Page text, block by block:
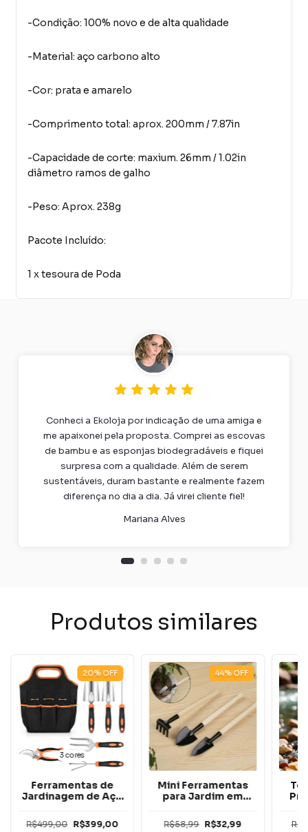
-Condição: 100% novo e de alta qualidade
-Material: aço carbono alto
-Cor: prata e amarelo
-Comprimento total: aprox. 200mm / 7.87in
-Capacidade de corte: maxium. 26mm / 1.02in
diâmetro ramos de galho
-Peso: Aprox. 238g
Pacote Incluído:
1 x tesoura de Poda
Conheci a Ekoloja por indicação de uma amiga e
me apaixonei pela proposta. Comprei as escovas
de bambu e as esponjas biodegradáveis e fiquei
surpresa com a qualidade. Além de serem
sustentáveis, duram bastante e realmente fazem
diferença no dia a dia. Já virei cliente fiel!
Mariana Alves
Produtos similares
20% OFF
3 cores
Ferramentas de
Jardinagem de Aço
R$499,00 R$399,00
44% OFF
Mini Ferramentas
para Jardim em
R$58,99 R$32,99